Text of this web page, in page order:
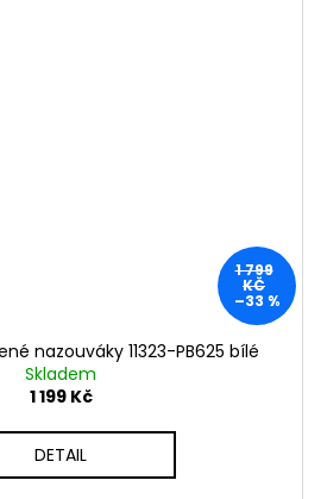
1 799
KČ
–33 %
nazouváky 11323-PB625 bílé
Skladem
1 199 Kč
DETAIL